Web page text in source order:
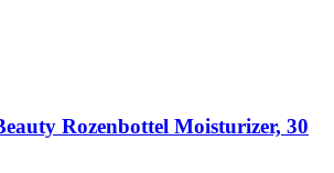
Rozenbottel Moisturizer, 30